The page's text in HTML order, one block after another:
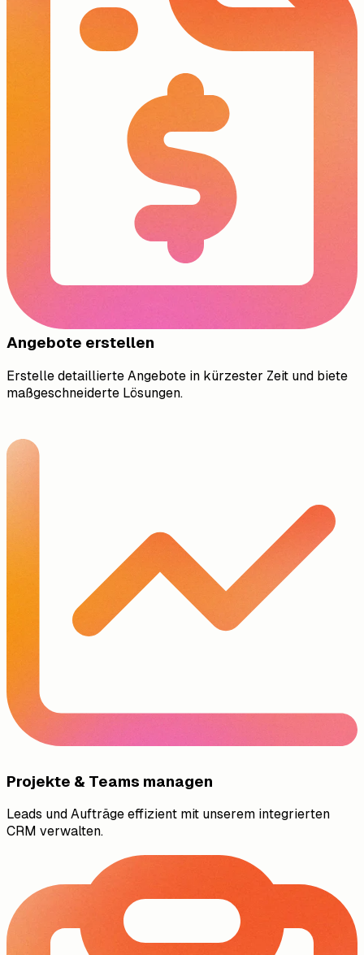
Angebote erstellen
Erstelle detaillierte Angebote in kürzester Zeit und biete
maßgeschneiderte Lösungen.
Projekte & Teams managen
Leads und Aufträge effizient mit unserem integrierten
CRM verwalten.